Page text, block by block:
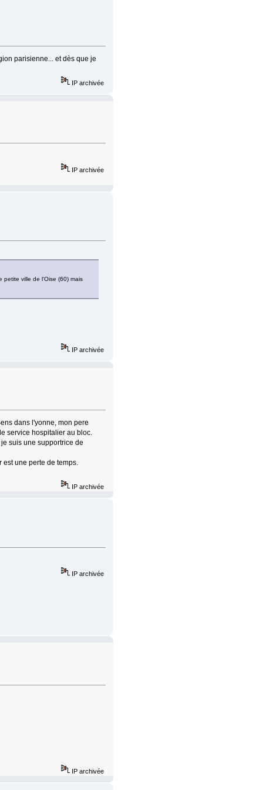
parisienne... et dès que je
IP archivée
IP archivée
petite ville de l'Oise (60) mais
IP archivée
dans l'yonne, mon pere
service hospitalier au bloc.
suis une supportrice de
une perte de temps.
IP archivée
IP archivée
IP archivée